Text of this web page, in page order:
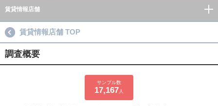
賃貸情報店舗
賃貸情報店舗 TOP
調査概要
サンプル数
17,167 人